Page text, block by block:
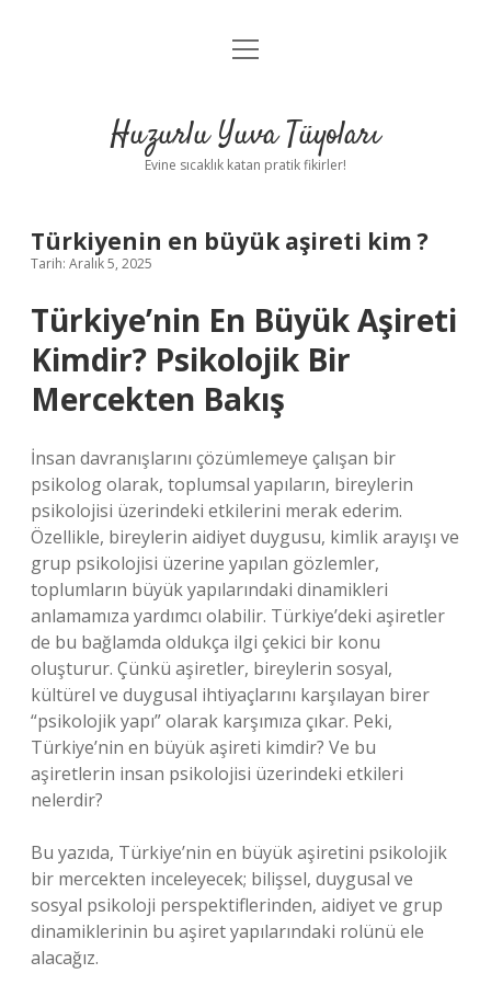
Anasayfa
Yasal Uyarı
menüyü
Huzurlu Yuva Tüyoları
Evine sıcaklık katan pratik fikirler!
Türkiyenin en büyük aşireti kim ?
Tarih: Aralık 5, 2025
Türkiye’nin En Büyük Aşireti
Kimdir? Psikolojik Bir
Mercekten Bakış
İnsan davranışlarını çözümlemeye çalışan bir
psikolog olarak, toplumsal yapıların, bireylerin
psikolojisi üzerindeki etkilerini merak ederim.
Özellikle, bireylerin aidiyet duygusu, kimlik arayışı ve
grup psikolojisi üzerine yapılan gözlemler,
toplumların büyük yapılarındaki dinamikleri
anlamamıza yardımcı olabilir. Türkiye’deki aşiretler
de bu bağlamda oldukça ilgi çekici bir konu
oluşturur. Çünkü aşiretler, bireylerin sosyal,
kültürel ve duygusal ihtiyaçlarını karşılayan birer
“psikolojik yapı” olarak karşımıza çıkar. Peki,
Türkiye’nin en büyük aşireti kimdir? Ve bu
aşiretlerin insan psikolojisi üzerindeki etkileri
nelerdir?
Bu yazıda, Türkiye’nin en büyük aşiretini psikolojik
bir mercekten inceleyecek; bilişsel, duygusal ve
sosyal psikoloji perspektiflerinden, aidiyet ve grup
dinamiklerinin bu aşiret yapılarındaki rolünü ele
alacağız.